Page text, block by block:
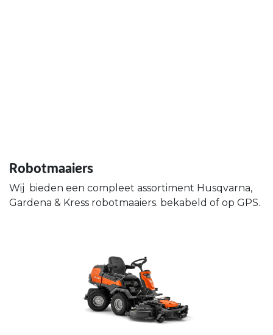
Robotmaaiers
Wij bieden een compleet assortiment Husqvarna,
Gardena & Kress robotmaaiers. bekabeld of op GPS.